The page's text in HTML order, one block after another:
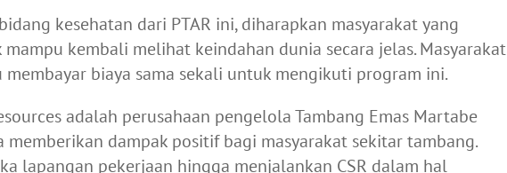
kesehatan dari PTAR ini, diharapkan masyarakat yang
kembali melihat keindahan dunia secara jelas. Masyarakat
biaya sama sekali untuk mengikuti program ini.
adalah perusahaan pengelola Tambang Emas Martabe
memberikan dampak positif bagi masyarakat sekitar tambang.
lapangan pekerjaan hingga menjalankan CSR dalam hal